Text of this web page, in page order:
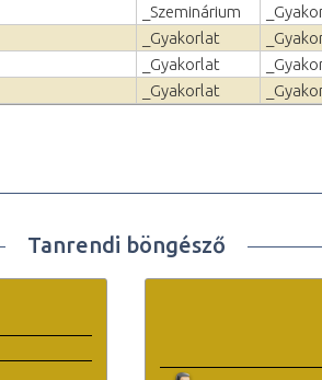
_Szeminárium
_Gyakorlat
_Gyakorlat
_Gyakorlat
Tanrendi böngésző